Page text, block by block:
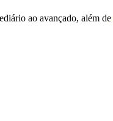
ao avançado, além de